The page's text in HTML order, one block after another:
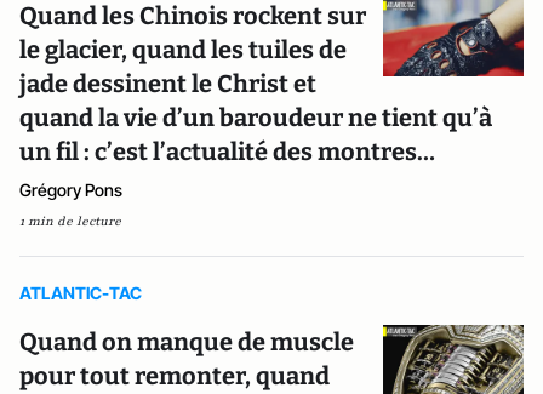
Quand les Chinois rockent sur
le glacier, quand les tuiles de
jade dessinent le Christ et
quand la vie d’un baroudeur ne tient qu’à
un fil : c’est l’actualité des montres…
Grégory Pons
1 min de lecture
ATLANTIC-TAC
Quand on manque de muscle
pour tout remonter, quand